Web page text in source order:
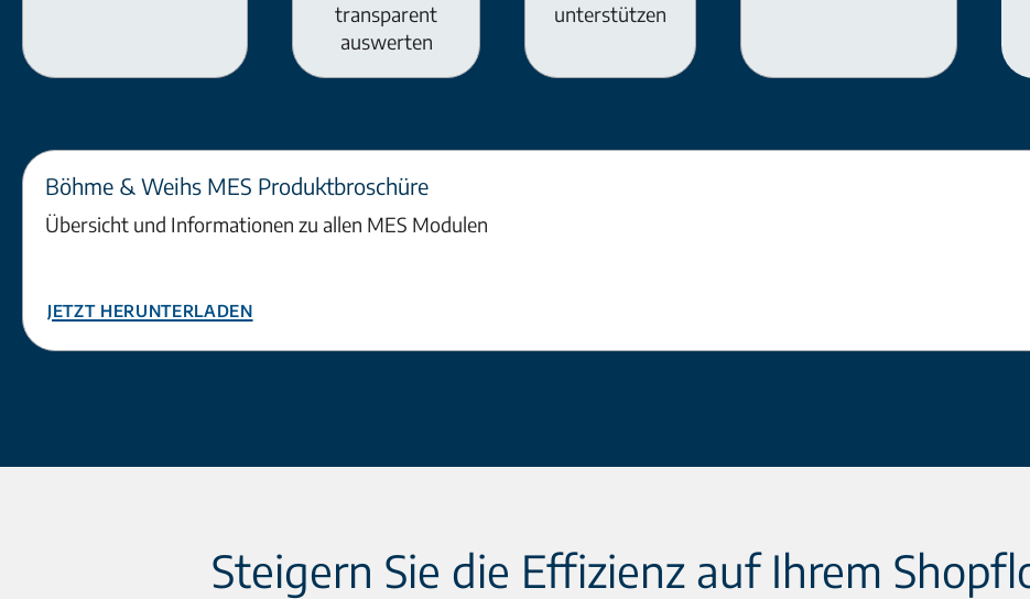
transparent
auswerten
unterstützen
Böhme & Weihs MES Produktbroschüre
Übersicht und Informationen zu allen MES Modulen
Jetzt herunterladen
Steigern Sie die Effizienz auf Ihrem